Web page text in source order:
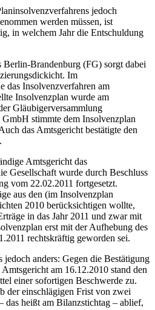
jedoch
werden müssen, ist
in welchem Jahr die Entschuldung
Berlin-Brandenburg (FG) sorgt dabei
Im
das Insolvenzverfahren am
Insolvenzplan wurde am
Gläubigerversammlung
stimmte dem Insolvenzplan
das Amtsgericht bestätigte den
Amtsgericht das
Gesellschaft wurde durch Beschluss
vom 22.02.2011 fortgesetzt.
aus den (im Insolvenzplan
2010 berücksichtigen wollte,
in das Jahr 2011 und zwar mit
erst mit der Aufhebung des
rechtskräftig geworden sei.
jedoch anders: Gegen die Bestätigung
am 16.12.2010 stand den
einer sofortigen Beschwerde zu.
der einschlägigen Frist von zwei
das heißt am Bilanzstichtag – ablief,